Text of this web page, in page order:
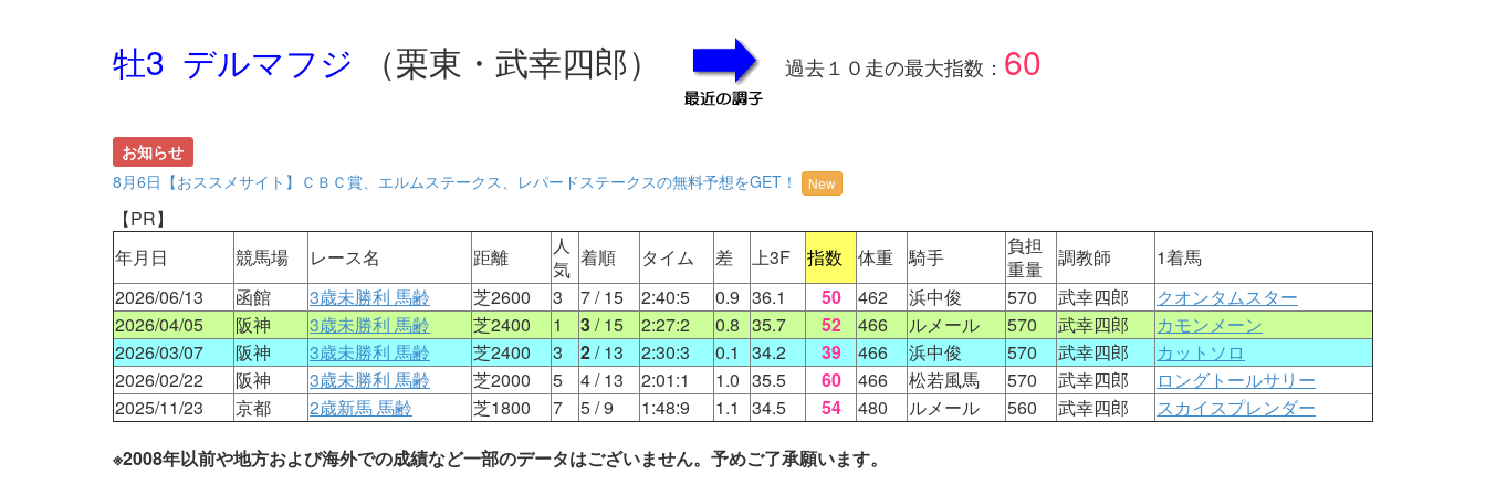
牡3 デルマフジ （栗東・武幸四郎） 過去１０走の最大指数： 60
お知らせ
8月6日【おススメサイト】ＣＢＣ賞、エルムステークス、レパードステークスの無料予想をGET！
New
【PR】
年月日
競馬場 レース名 距離
人
気 着順 タイム 差 上3F 指数 体重 騎手
負担
重量
調教師
1着馬
2026/06/13
函館 3歳未勝利 馬齢 芝2600 3 7/ 15 2:40:5 0.9 36.1 50 462 浜中俊 570 武幸四郎
クオンタムスター
2026/04/05
阪神 3歳未勝利 馬齢 芝2400 1 3/ 15 2:27:2 0.8 35.7 52 466 ルメール 570 武幸四郎
カモンメーン
2026/03/07
阪神 3歳未勝利 馬齢 芝2400 3 2/ 13 2:30:3 0.1 34.2 39 466 浜中俊 570 武幸四郎
カットソロ
2026/02/22
阪神 3歳未勝利 馬齢 芝2000 5 4/ 13 2:01:1 1.0 35.5 60 466 松若風馬 570 武幸四郎
ロングトールサリー
2025/11/23
京都 2歳新馬 馬齢 芝1800 7 5/ 9 1:48:9 1.1 34.5 54 480 ルメール 560 武幸四郎
スカイスプレンダー
※2008年以前や地方および海外での成績など一部のデータはございません。予めご了承願います。